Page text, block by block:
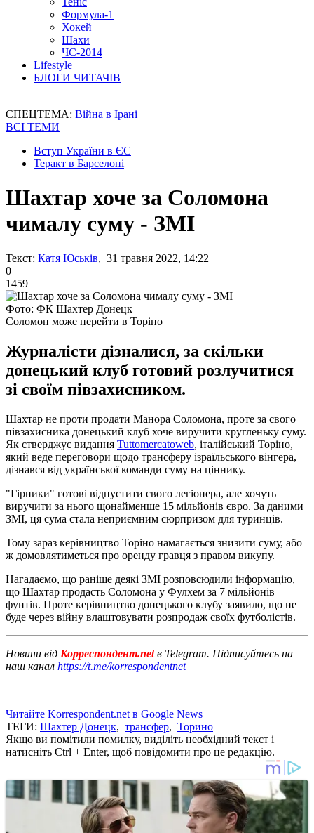
Формула-1
Хокей
Шахи
ЧС-2014
Lifestyle
БЛОГИ ЧИТАЧІВ
СПЕЦТЕМА: Війна в Ірані
ВСІ ТЕМИ
Вступ України в ЄС
Теракт в Барселоні
Шахтар хоче за Соломона
чималу суму - ЗМІ
Текст: Катя Юськів, 31 травня 2022, 14:22
0
1459
Фото: ФК Шахтер Донецк
Соломон може перейти в Торіно
Журналісти дізналися, за скільки
донецький клуб готовий розлучитися
зі своїм півзахисником.
Шахтар не проти продати Манора Соломона, проте за свого
півзахисника донецький клуб хоче виручити кругленьку суму.
Як стверджує видання Tuttomercatoweb, італійський Торіно,
який веде переговори щодо трансферу ізраїльського вінгера,
дізнався від української команди суму на ціннику.
"Гірники" готові відпустити свого легіонера, але хочуть
виручити за нього щонайменше 15 мільйонів євро. За даними
ЗМІ, ця сума стала неприємним сюрпризом для туринців.
Тому зараз керівництво Торіно намагається знизити суму, або
ж домовлятиметься про оренду гравця з правом викупу.
Нагадаємо, що раніше деякі ЗМІ розповсюдили інформацію,
що Шахтар продасть Соломона у Фулхем за 7 мільйонів
фунтів. Проте керівництво донецького клубу заявило, що не
буде через війну влаштовувати розпродаж своїх футболістів.
Новини від Корреспондент.netв Telegram. Підписуйтесь на
наш канал https://t.me/korrespondentnet
Читайте Korrespondent.net в Google News
ТЕГИ: Шахтер Донецк, трансфер, Торино
Якщо ви помітили помилку, виділіть необхідний текст і
натисніть Ctrl + Enter, щоб повідомити про це редакцію.